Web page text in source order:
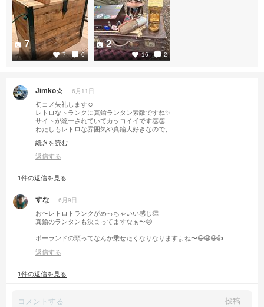
7 0
7
16 2
2
Jimko☆ 6月11日
初コメ失礼します☺️
レトロなトランクに真鍮ランタン素敵ですね✨
サイトが統一されていてカッコイイです👏👏
わたしもレトロな雰囲気や真鍮大好きなので、
続きを読む
返信する
1件の返信を見る
すな 6月9日
お〜レトロトランクがめっちゃいい感じ👏
真鍮のランタンも決まってますなぁ〜🤩
ポーランドの頭ってなんか乗せたくなりなりますよね〜😆😆😆👍
返信する
1件の返信を見る
投稿